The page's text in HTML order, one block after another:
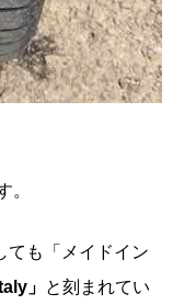
。
ても「メイドイン
」 と刻まれてい